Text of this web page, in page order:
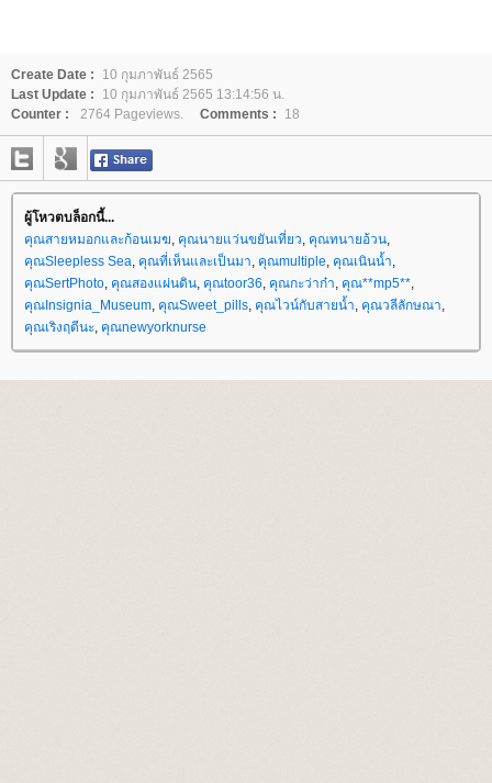
Create Date :
10 กุมภาพันธ์ 2565
Last Update :
10 กุมภาพันธ์ 2565 13:14:56 น.
Counter :
2764 Pageviews. Comments : 18
ผู้โหวตบล็อกนี้...
คุณสายหมอกและก้อนเมฆ, คุณนายแว่นขยันเที่ยว, คุณทนายอ้วน,
คุณSleepless Sea, คุณที่เห็นและเป็นมา, คุณmultiple, คุณเนินน้ำ,
คุณSertPhoto, คุณสองแผ่นดิน, คุณtoor36, คุณกะว่าก๋า, คุณ**mp5**,
คุณInsignia_Museum, คุณSweet_pills, คุณไวน์กับสายน้ำ, คุณวลีลักษณา,
คุณเริงฤดีนะ, คุณnewyorknurse